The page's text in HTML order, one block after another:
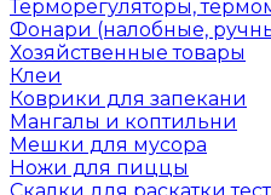
Терморегуляторы,
Фонари (налобные,
Хозяйственные товары
Клеи
Коврики для запекани
Мангалы и коптильни
Мешки для мусора
Ножи для пиццы